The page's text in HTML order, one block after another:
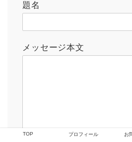
題名
メッセージ本文
TOP プロフィール お